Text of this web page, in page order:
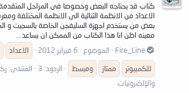
كتاب قد يحتاجه البعض وخصوصا فى المراحل
الاعداد من الانظمة الثنائية الى الانظمة المختلفة
بعض من يستخدم اجهزة السليفجن الخاصة بالسجيت و
معينه اظن انا هذا الكتاب من الممكن ان يساعد...
Fire_Line
الموضوع 6 فبراير 2012 الاعداد
للكمبيوتر
ممتاز ومبسط الردود: 3 المنتدى:
والإلكنرونيات